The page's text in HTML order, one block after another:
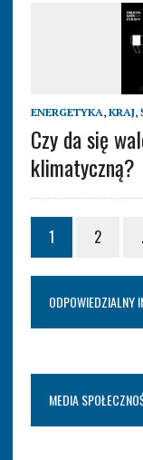
ENERGETYKA, KRAJ,
Czy da się
klimatyczną?
1 2
ODPOWIEDZIALNY
MEDIA